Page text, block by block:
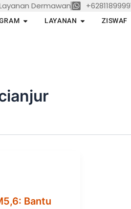
Dermawan
Open PROGRAM
LAYANAN Open ZISWAF
Bantu